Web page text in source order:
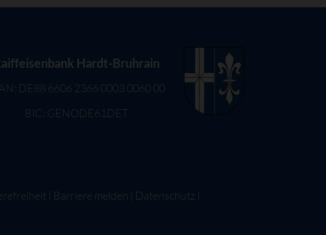
Hardt-Bruhrain
DE88 6606 2366 0003 0060 00
BIC: GENODE61DET
Barriere melden Datenschutz I